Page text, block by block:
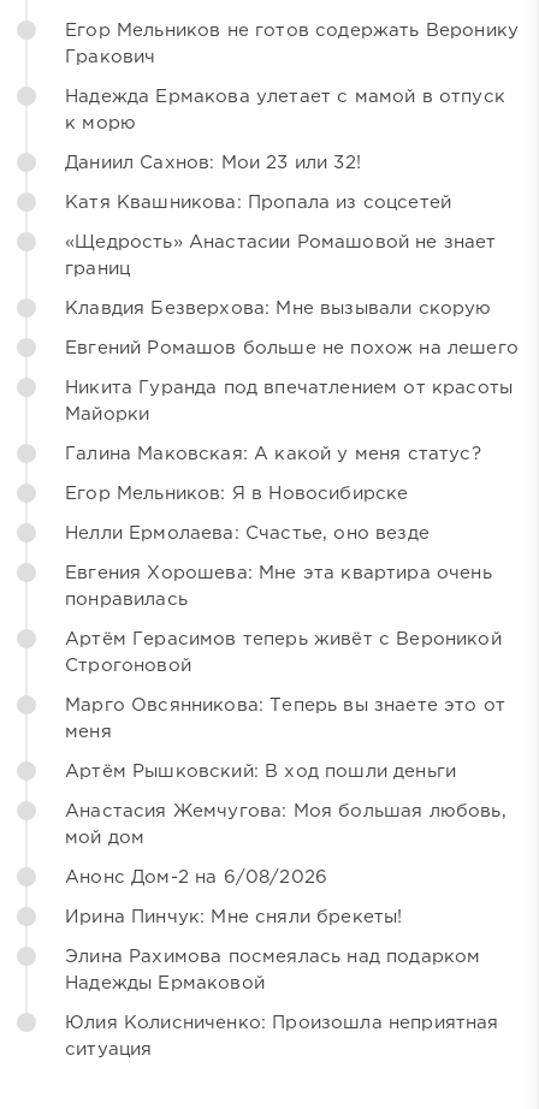
Егор Мельников не готов содержать Веронику
Гракович
Надежда Ермакова улетает с мамой в отпуск
к морю
Даниил Сахнов: Мои 23 или 32!
Катя Квашникова: Пропала из соцсетей
«Щедрость» Анастасии Ромашовой не знает
границ
Клавдия Безверхова: Мне вызывали скорую
Евгений Ромашов больше не похож на лешего
Никита Гуранда под впечатлением от красоты
Майорки
Галина Маковская: А какой у меня статус?
Егор Мельников: Я в Новосибирске
Нелли Ермолаева: Счастье, оно везде
Евгения Хорошева: Мне эта квартира очень
понравилась
Артём Герасимов теперь живёт с Вероникой
Строгоновой
Марго Овсянникова: Теперь вы знаете это от
меня
Артём Рышковский: В ход пошли деньги
Анастасия Жемчугова: Моя большая любовь,
мой дом
Анонс Дом-2 на 6/08/2026
Ирина Пинчук: Мне сняли брекеты!
Элина Рахимова посмеялась над подарком
Надежды Ермаковой
Юлия Колисниченко: Произошла неприятная
ситуация